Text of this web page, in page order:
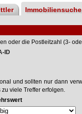
Immobiliensuche
oder die Postleitzahl (3-
ID
und sollten nur dann
viele Treffer erfolgen.